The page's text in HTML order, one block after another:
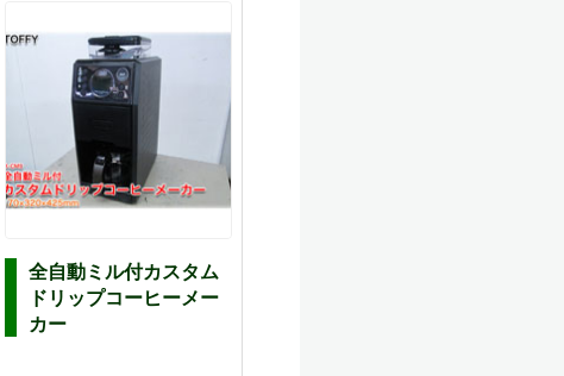
全自動ミル付カスタム
ドリップコーヒーメー
カー